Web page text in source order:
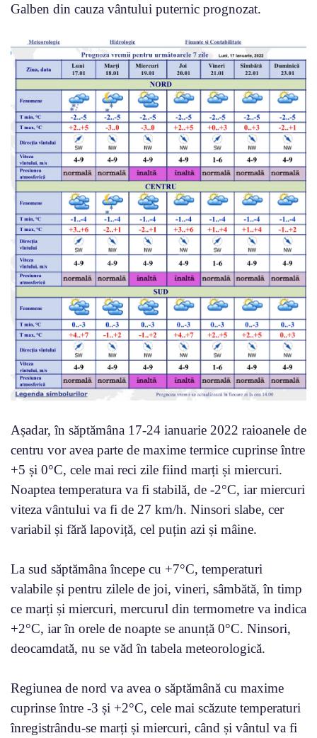
Galben din cauza vântului puternic prognozat.
Așadar, în săptămâna 17-24 ianuarie 2022 raioanele de
centru vor avea parte de maxime termice cuprinse între
+5 și 0°C, cele mai reci zile fiind marți și miercuri.
Noaptea temperatura va fi stabilă, de -2°C, iar miercuri
viteza vântului va fi de 27 km/h. Ninsori slabe, cer
variabil și fără lapoviță, cel puțin azi și mâine.
La sud săptămâna începe cu +7°C, temperaturi
valabile și pentru zilele de joi, vineri, sâmbătă, în timp
ce marți și miercuri, mercurul din termometre va indica
+2°C, iar în orele de noapte se anunță 0°C. Ninsori,
deocamdată, nu se văd în tabela meteorologică.
Regiunea de nord va avea o săptămână cu maxime
cuprinse între -3 și +2°C, cele mai scăzute temperaturi
înregistrându-se marți și miercuri, când și vântul va fi